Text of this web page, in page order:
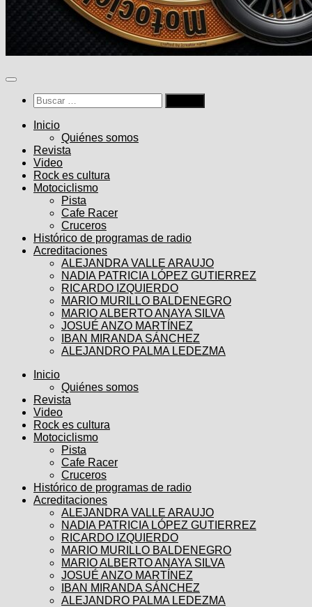
Buscar:
Inicio
Quiénes somos
Revista
Video
Rock es cultura
Motociclismo
Pista
Cafe Racer
Cruceros
Histórico de programas de radio
Acreditaciones
ALEJANDRA VALLE ARAUJO
NADIA PATRICIA LÓPEZ GUTIERREZ
RICARDO IZQUIERDO
MARIO MURILLO BALDENEGRO
MARIO ALBERTO ANAYA SILVA
JOSUÉ ANZO MARTÍNEZ
IBAN MIRANDA SÁNCHEZ
ALEJANDRO PALMA LEDEZMA
Inicio
Quiénes somos
Revista
Video
Rock es cultura
Motociclismo
Pista
Cafe Racer
Cruceros
Histórico de programas de radio
Acreditaciones
ALEJANDRA VALLE ARAUJO
NADIA PATRICIA LÓPEZ GUTIERREZ
RICARDO IZQUIERDO
MARIO MURILLO BALDENEGRO
MARIO ALBERTO ANAYA SILVA
JOSUÉ ANZO MARTÍNEZ
IBAN MIRANDA SÁNCHEZ
ALEJANDRO PALMA LEDEZMA